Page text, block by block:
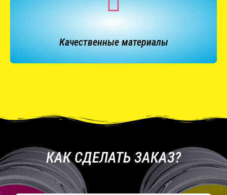
Качественные материалы
КАК СДЕЛАТЬ ЗАКАЗ?